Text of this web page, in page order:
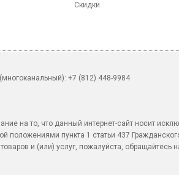
Скидки
+7 (812) 448-9984
на то, что данный интернет-сайт носит
положениями пункта 1 статьи 437
и (или) услуг, пожалуйста, обращайтесь